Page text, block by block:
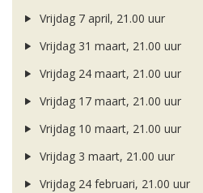
Vrijdag 7 april, 21.00 uur
Vrijdag 31 maart, 21.00 uur
Vrijdag 24 maart, 21.00 uur
Vrijdag 17 maart, 21.00 uur
Vrijdag 10 maart, 21.00 uur
Vrijdag 3 maart, 21.00 uur
Vrijdag 24 februari, 21.00 uur